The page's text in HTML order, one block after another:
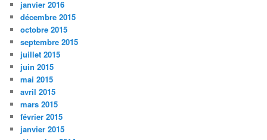
janvier 2016
décembre 2015
octobre 2015
septembre 2015
juillet 2015
juin 2015
mai 2015
avril 2015
mars 2015
février 2015
janvier 2015